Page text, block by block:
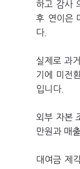
하고 감사
후 연이은
다.
실제로 과
기에 미전
입니다.
외부 자본
만원과 매
대여금 제